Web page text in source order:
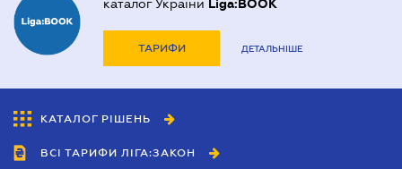
каталог України Liga:BOOK
ТАРИФИ ДЕТАЛЬНІШЕ
КАТАЛОГ РІШЕНЬ
ВСІ ТАРИФИ ЛІГА:ЗАКОН